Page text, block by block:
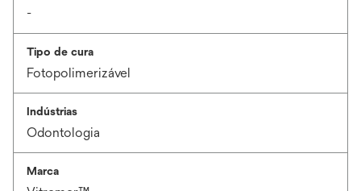
-
Tipo de cura
Fotopolimerizável
Indústrias
Odontologia
Marca